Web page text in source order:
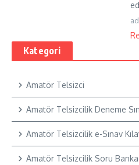
Kategori
Amatör Telsizci
Amatör Telsizcilik Deneme
Amatör Telsizcilik e-Sınav
Amatör Telsizcilik Soru